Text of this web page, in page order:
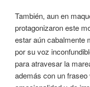
También, aun en
protagonizaron este
estar aún cabalmente
por su voz
para atravesar la
además con un